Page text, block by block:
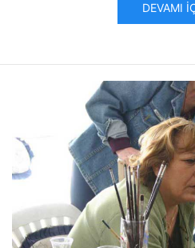
DEVAMI